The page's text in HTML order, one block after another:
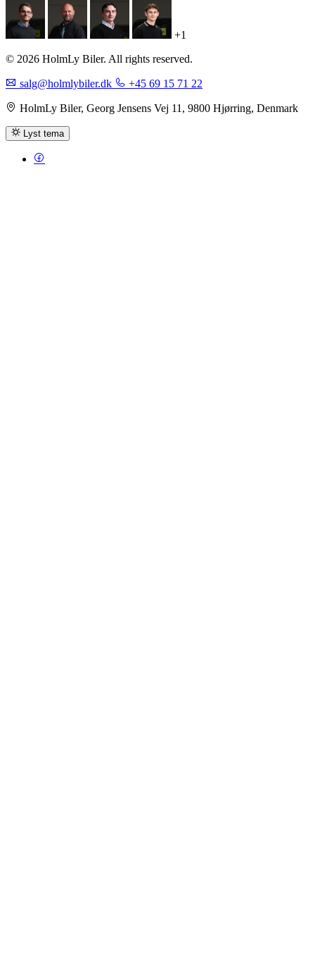
+1
© 2026 HolmLy Biler. All rights reserved.
salg@holmlybiler.dk +45 69 15 71 22
HolmLy Biler, Georg Jensens Vej 11, 9800 Hjørring, Denmark
Lyst tema